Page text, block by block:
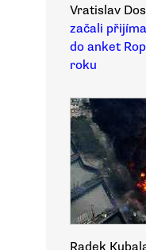
Vratislav
začali
do anket
roku
Radek